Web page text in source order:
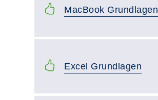
MacBook Grundlagen
Excel Grundlagen